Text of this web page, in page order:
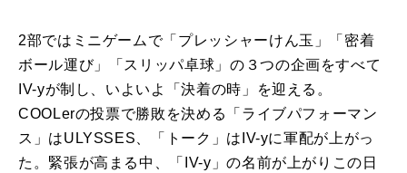
2部ではミニゲームで「プレッシャーけん玉」「密着
ボール運び」「スリッパ卓球」の３つの企画をすべて
IV-yが制し、いよいよ「決着の時」を迎える。
COOLerの投票で勝敗を決める「ライブパフォーマン
ス」はULYSSES、「トーク」はIV-yに軍配が上がっ
た。緊張が高まる中、「IV-y」の名前が上がりこの日